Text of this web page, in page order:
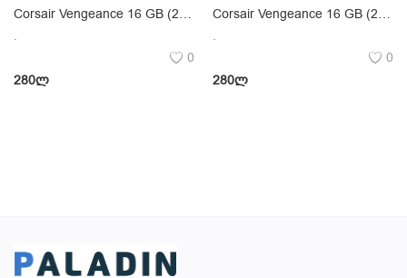
Corsair Vengeance 16 GB (2 x 8 GB) DDR4 3000 MHz
.
0
280ლ
Corsair Vengeance 16 GB (2 x 8 GB) DDR4 3000 MHz
.
0
280ლ